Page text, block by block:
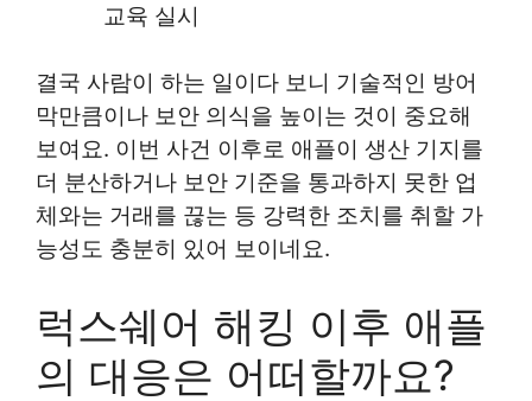
교육 실시
결국 사람이 하는 일이다 보니 기술적인 방어
막만큼이나 보안 의식을 높이는 것이 중요해
보여요. 이번 사건 이후로 애플이 생산 기지를
더 분산하거나 보안 기준을 통과하지 못한 업
체와는 거래를 끊는 등 강력한 조치를 취할 가
능성도 충분히 있어 보이네요.
럭스쉐어 해킹 이후 애플
의 대응은 어떠할까요?